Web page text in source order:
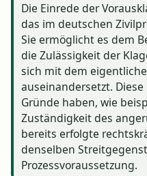
Die Einrede der
das im deutschen
Sie ermöglicht es dem
die Zulässigkeit der
sich mit dem
auseinandersetzt.
Gründe haben, wie
Zuständigkeit des
bereits erfolgte
denselben
Prozessvoraussetzung.